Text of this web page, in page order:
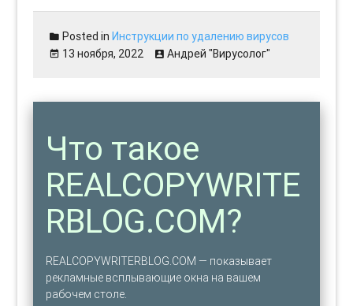
Posted inИнструкции по удалению вирусов
13 ноября, 2022
Андрей "Вирусолог"
Что такое
REALCOPYWRITE
RBLOG.COM?
REALCOPYWRITERBLOG.COM — показывает
рекламные всплывающие окна на вашем
рабочем столе.